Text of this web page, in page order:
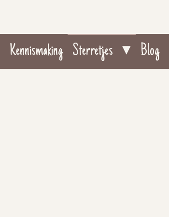
Kennismaking Sterretjes Blog